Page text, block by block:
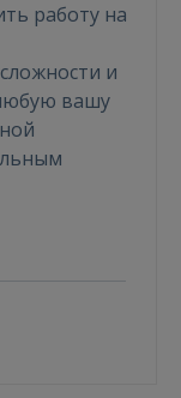
работу на
и
вашу